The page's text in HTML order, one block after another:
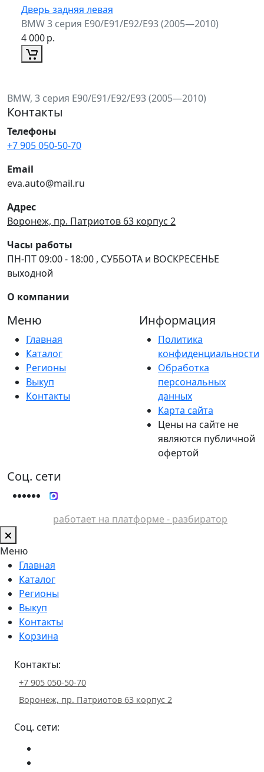
Дверь задняя левая
BMW 3 серия E90/E91/E92/E93 (2005—2010)
4 000р.
BMW, 3 серия E90/E91/E92/E93 (2005—2010)
Контакты
Телефоны
+7 905 050-50-70
Email
eva.auto@mail.ru
Адрес
Воронеж, пр. Патриотов 63 корпус 2
Часы работы
ПН-ПТ 09:00 - 18:00 , СУББОТА и ВОСКРЕСЕНЬЕ
выходной
О компании
Меню
Главная
Каталог
Регионы
Выкуп
Контакты
Информация
Политика
конфиденциальности
Обработка
персональных
данных
Карта сайта
Цены на сайте не
являются публичной
офертой
Соц. сети
работает на платформе - разбиратор
Меню
Главная
Каталог
Регионы
Выкуп
Контакты
Корзина
Контакты:
+7 905 050-50-70
Воронеж, пр. Патриотов 63 корпус 2
Соц. сети: